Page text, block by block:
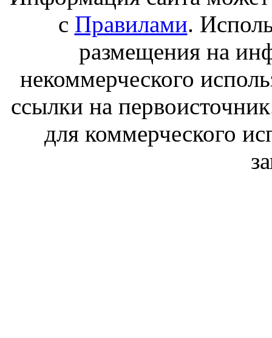
с Правилами.
размещения на
некоммерческого
ссылки на
для коммерческого